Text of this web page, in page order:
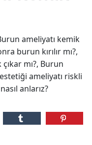
ameliyatı kemik
burun kırılır mı?,
mı?, Burun
ameliyatı riskli
anlarız?